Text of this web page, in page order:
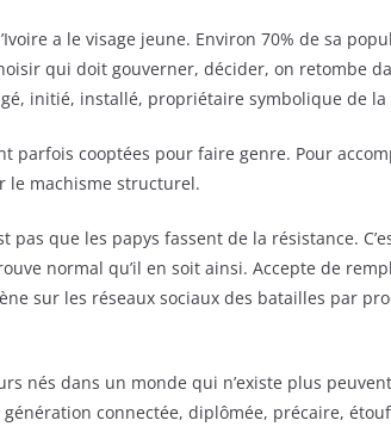
a le visage jeune. Environ 70% de sa
qui doit gouverner, décider, on retombe
initié, installé, propriétaire symbolique de la
parfois cooptées pour faire genre. Pour
le machisme structurel.
pas que les papys fassent de la résistance.
normal qu’il en soit ainsi. Accepte de
sur les réseaux sociaux des batailles par
nés dans un monde qui n’existe plus
génération connectée, diplômée, précaire,